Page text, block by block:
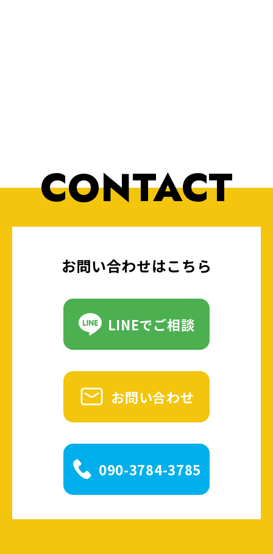
CONTACT
お問い合わせはこちら
LINEでご相談
お問い合わせ
090-3784-3785